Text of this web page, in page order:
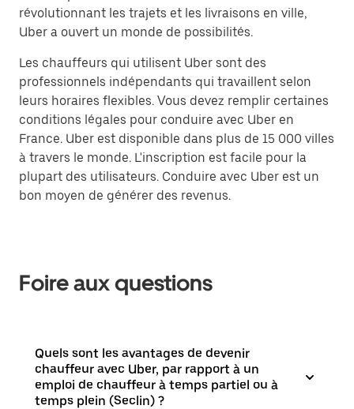
révolutionnant les trajets et les livraisons en ville,
Uber a ouvert un monde de possibilités.
Les chauffeurs qui utilisent Uber sont des
professionnels indépendants qui travaillent selon
leurs horaires flexibles. Vous devez remplir certaines
conditions légales pour conduire avec Uber en
France. Uber est disponible dans plus de 15 000 villes
à travers le monde. L'inscription est facile pour la
plupart des utilisateurs. Conduire avec Uber est un
bon moyen de générer des revenus.
Foire aux questions
Quels sont les avantages de devenir
chauffeur avec Uber, par rapport à un
emploi de chauffeur à temps partiel ou à
temps plein (Seclin) ?